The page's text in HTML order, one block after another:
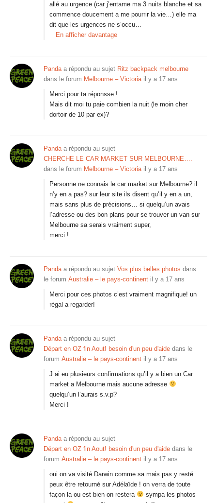
allé au urgence (car j’entame ma 3 nuits blanche et sa
commence doucement a me pourrir la vie…) elle ma
dit que les urgences ne s’occu…
En afficher davantage
Pandaa répondu au sujet Ritz backpack melbourne
dans le forum Melbourne – Victoria il y a 17 ans
Merci pour ta réponsse !
Mais dit moi tu paie combien la nuit (le moin cher
dortoir de 10 par ex)?
Pandaa répondu au sujet
CHERCHE LE CAR MARKET SUR MELBOURNE….
dans le forum Melbourne – Victoria il y a 17 ans
Personne ne connais le car market sur Melbourne? il
n’y en a pas? sur leur site ils disent qu’il y en a un,
mais sans plus de précisions… si quelqu’un avais
l’adresse ou des bon plans pour se trouver un van sur
Melbourne sa serais vraiment super,
merci !
Pandaa répondu au sujet Vos plus belles photos dans
le forum Australie – le pays-continent il y a 17 ans
Merci pour ces photos c’est vraiment magnifique! un
régal a regarder!
Pandaa répondu au sujet
Départ en OZ fin Aout! besoin d'un peu d'aide dans le
forum Australie – le pays-continent il y a 17 ans
J ai eu plusieurs confirmations qu’il y a bien un Car
market a Melbourne mais aucune adresse
quelqu’un l’aurais s.v.p?
Merci !
Pandaa répondu au sujet
Départ en OZ fin Aout! besoin d'un peu d'aide dans le
forum Australie – le pays-continent il y a 17 ans
oui on va visité Darwin comme sa mais pas y resté
peux être retourné sur Adélaïde ! on verra de toute
façon la ou est bien on restera
sympa les photos